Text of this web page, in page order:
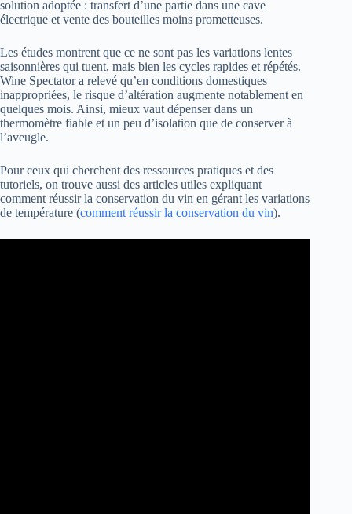
solution adoptée : transfert d’une partie dans une cave
électrique et vente des bouteilles moins prometteuses.
Les études montrent que ce ne sont pas les variations lentes
saisonnières qui tuent, mais bien les cycles rapides et répétés.
Wine Spectator a relevé qu’en conditions domestiques
inappropriées, le risque d’altération augmente notablement en
quelques mois. Ainsi, mieux vaut dépenser dans un
thermomètre fiable et un peu d’isolation que de conserver à
l’aveugle.
Pour ceux qui cherchent des ressources pratiques et des
tutoriels, on trouve aussi des articles utiles expliquant
comment réussir la conservation du vin en gérant les variations
de température (comment réussir la conservation du vin).